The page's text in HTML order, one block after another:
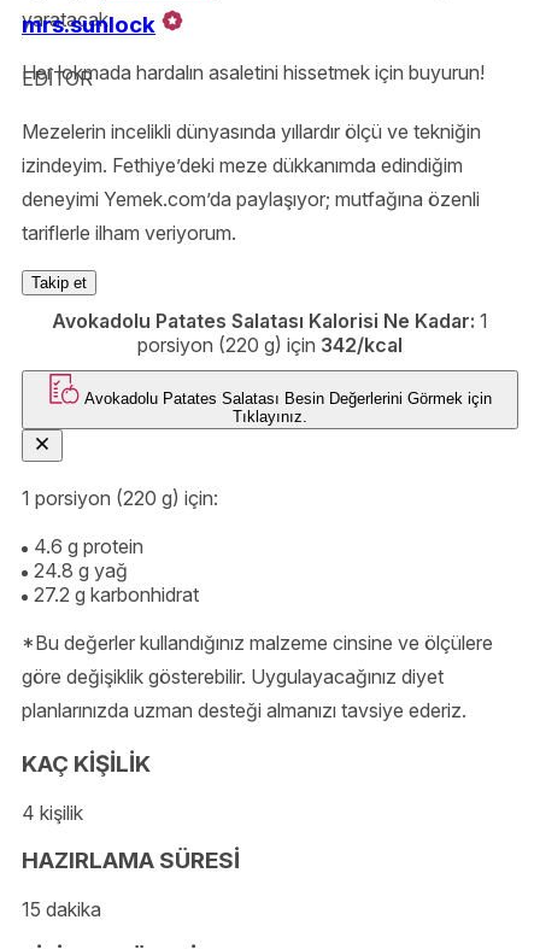
yaratacak.
Her lokmada hardalın asaletini hissetmek için buyurun!
mrs.sunlock
EDİTOR
Mezelerin incelikli dünyasında yıllardır ölçü ve tekniğin
izindeyim. Fethiye’deki meze dükkanımda edindiğim
deneyimi Yemek.com’da paylaşıyor; mutfağına özenli
tariflerle ilham veriyorum.
Takip et
Avokadolu Patates Salatası Kalorisi Ne Kadar: 1
porsiyon (220 g) için 342/kcal
Avokadolu Patates Salatası
Besin Değerlerini Görmek için
Tıklayınız.
1 porsiyon (220 g) için:
4.6 g protein
24.8 g yağ
27.2 g karbonhidrat
*Bu değerler kullandığınız malzeme cinsine ve ölçülere
göre değişiklik gösterebilir. Uygulayacağınız diyet
planlarınızda uzman desteği almanızı tavsiye ederiz.
KAÇ KİŞİLİK
4 kişilik
HAZIRLAMA SÜRESİ
15 dakika